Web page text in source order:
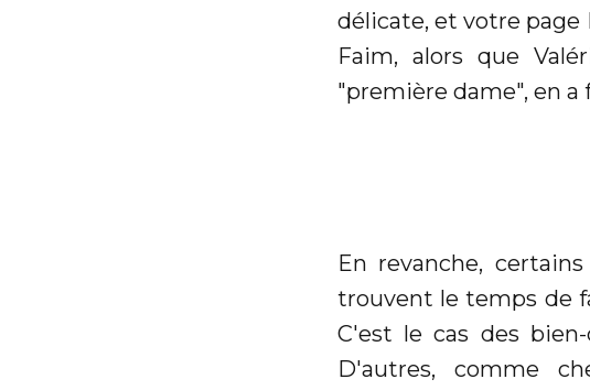
délicate, et votre page
Faim, alors que
"première dame", en a
En revanche,
trouvent le temps de
C'est le cas des
D'autres, comme